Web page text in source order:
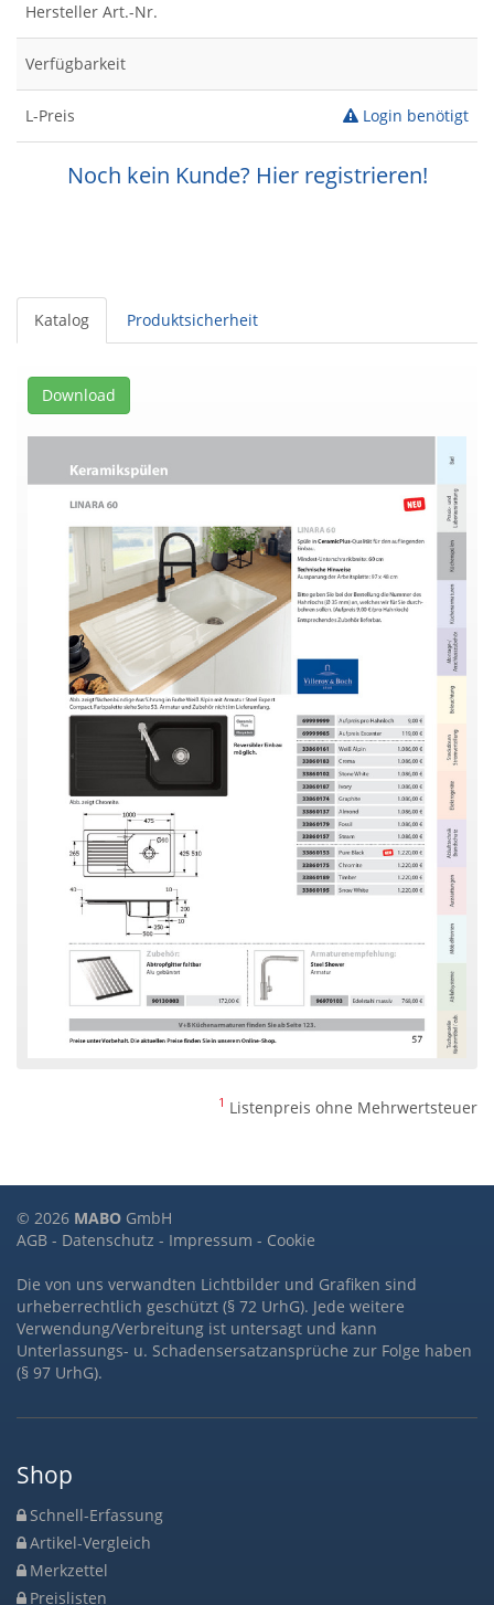
Hersteller Art.-Nr.
Verfügbarkeit
L-Preis Login benötigt
Noch kein Kunde? Hier registrieren!
Katalog Produktsicherheit
Download
1 Listenpreis ohne Mehrwertsteuer
© 2026 MABO GmbH
AGB - Datenschutz - Impressum - Cookie
Die von uns verwandten Lichtbilder und Grafiken sind
urheberrechtlich geschützt (§ 72 UrhG). Jede weitere
Verwendung/Verbreitung ist untersagt und kann
Unterlassungs- u. Schadensersatzansprüche zur Folge haben
(§ 97 UrhG).
Shop
Schnell-Erfassung
Artikel-Vergleich
Merkzettel
Preislisten